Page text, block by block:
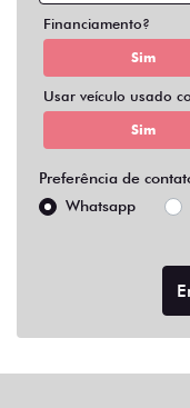
Financiamento?
Sim
Usar veículo usado
Sim
Preferência de
Whatsapp